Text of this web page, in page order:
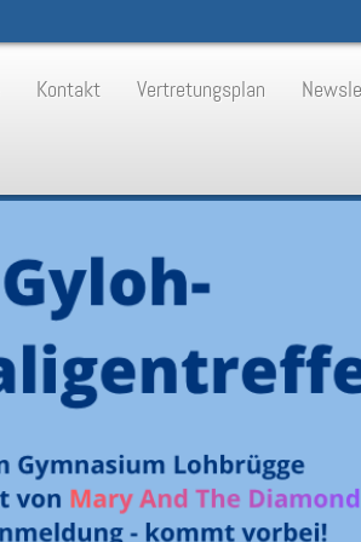
Kontakt Vertretungsplan